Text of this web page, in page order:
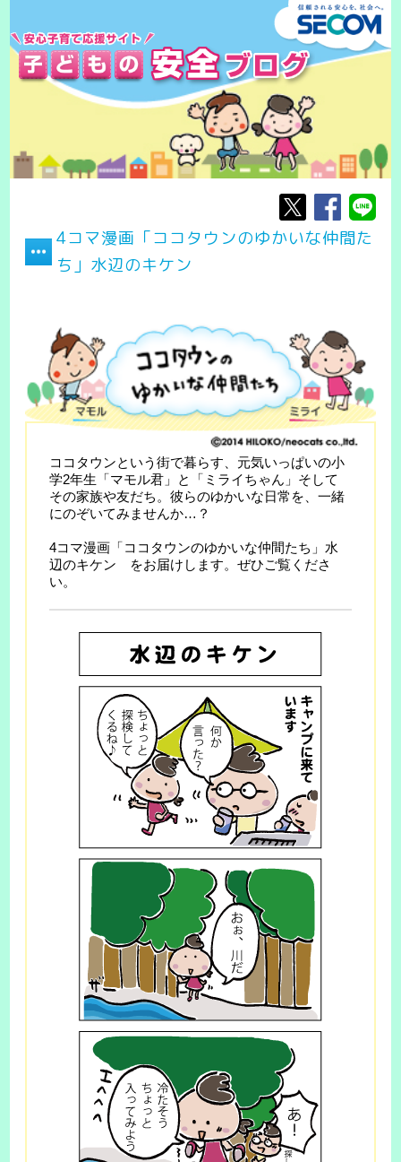
4コマ漫画「ココタウンのゆかいな仲間た
ち」水辺のキケン
ココタウンという街で暮らす、元気いっぱいの小
学2年生「マモル君」と「ミライちゃん」そして
その家族や友だち。彼らのゆかいな日常を、一緒
にのぞいてみませんか…？
4コマ漫画「ココタウンのゆかいな仲間たち」水
辺のキケン をお届けします。ぜひご覧くださ
い。